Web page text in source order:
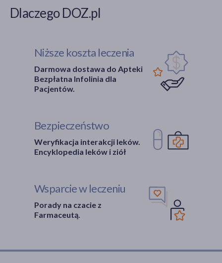
Dlaczego DOZ.pl
Niższe koszta leczenia
Darmowa dostawa do Apteki
Bezpłatna Infolinia dla
Pacjentów.
Bezpieczeństwo
Weryfikacja interakcji leków.
Encyklopedia leków i ziół
Wsparcie w leczeniu
Porady na czacie z
Farmaceutą.